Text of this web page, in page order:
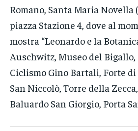
Romano, Santa Maria Novella
piazza Stazione 4, dove al
mostra “Leonardo e la
Auschwitz, Museo del Bigallo,
Ciclismo Gino Bartali, Forte
San Niccolò, Torre della
Baluardo San Giorgio, Porta